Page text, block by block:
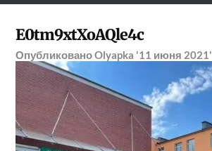
E0tm9xtXoAQle4c
ОпубликованоOlyapka '11 июня 2021'